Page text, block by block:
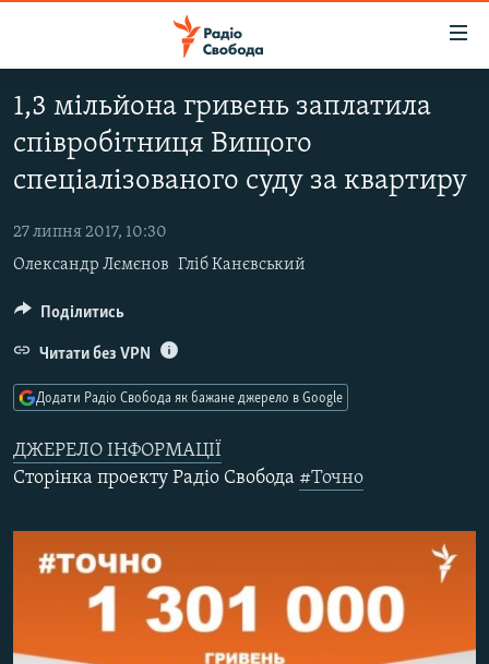
до
основного
матеріалу
Перейти
до
Перейти
пошуку
РАДІО СВОБОДА – 70 РОКІВ
ВСЕ ЗА ДОБУ
СТАТТІ
ПОЛІТИКА
ЕКОНОМІКА
СУСПІЛЬСТВО
КУЛЬТУРА
СПОРТ
СВІТ
ВІЙНА
РОСІЙСЬКА «ФІЛЬТРАЦІЯ»
ДОНБАС.РЕАЛІЇ
КРИМ.РЕАЛІЇ
ТИ ЯК?
КИТАЙ.ВИКЛИКИ
ФОТО
СПЕЦПРОЄКТИ
ПОДКАСТИ
1,3 мільйона гривень заплатила
співробітниця Вищого
спеціалізованого суду за квартиру
27 липня 2017, 10:30
Олександр Лємєнов Гліб Канєвський
ДЖЕРЕЛО ІНФОРМАЦІЇ
Сторінка проекту Радіо Свобода #Точно
Поділитись
Читати без VPN
Додати Радіо Свобода як бажане джерело в Google